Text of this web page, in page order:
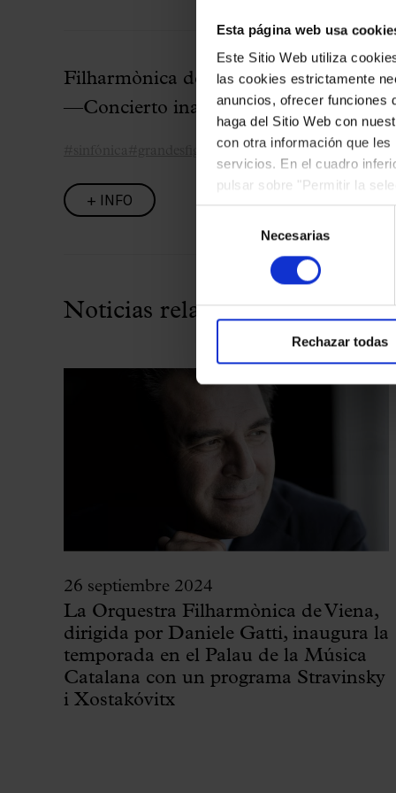
Esta página web usa
Este Sitio Web utiliza
las cookies estrictamente
anuncios, ofrecer funciones
haga del Sitio Web con
con otra información que
servicios. En el cuadro
pulsar sobre "Permitir la
podrá deshabilitar o
consentimiento
Necesarias
Rechazar todas
Filharmònica de Viena & Gatti
—Concierto inaugural de la temporada
#grandesfiguras
+ INFO
Noticias relacionadas
26 septiembre 2024
La Orquestra Filharmònica de Viena,
dirigida por Daniele Gatti, inaugura la
temporada en el Palau de la Música
Catalana con un programa Stravinsky
i Xostakóvitx